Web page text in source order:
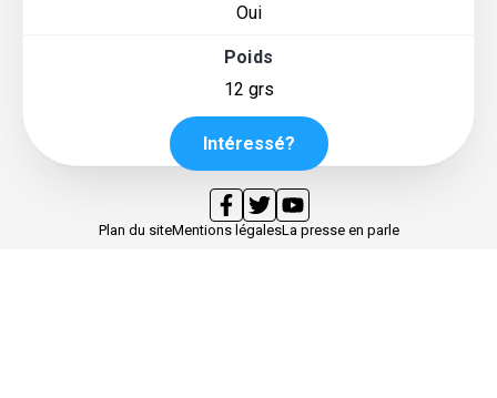
Oui
Poids
12 grs
Intéressé?
Plan du siteMentions légalesLa presse en parle